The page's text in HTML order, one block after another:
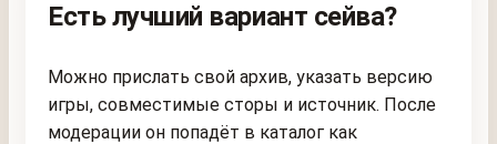
Есть лучший вариант сейва?
Можно прислать свой архив, указать версию
игры, совместимые сторы и источник. После
модерации он попадёт в каталог как